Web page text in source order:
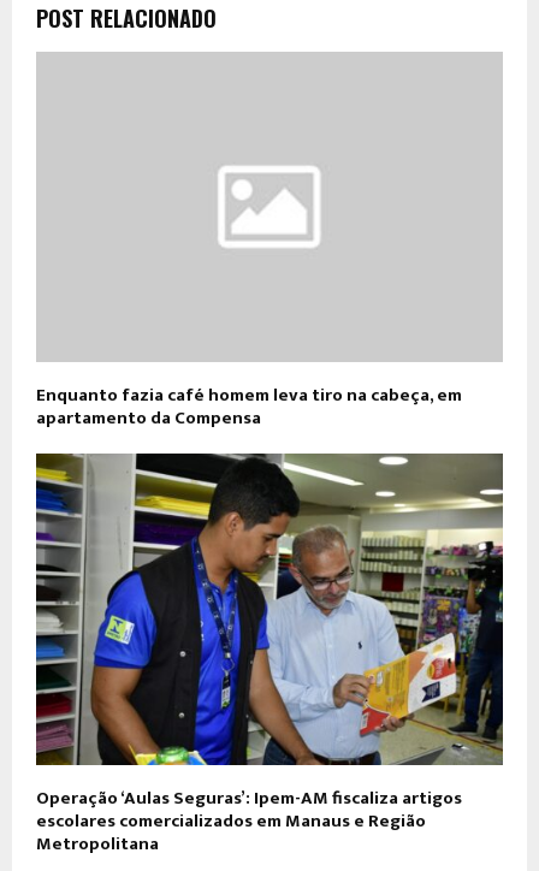
POST RELACIONADO
Enquanto fazia café homem leva tiro na cabeça, em
apartamento da Compensa
Operação ‘Aulas Seguras’: Ipem-AM fiscaliza artigos
escolares comercializados em Manaus e Região
Metropolitana